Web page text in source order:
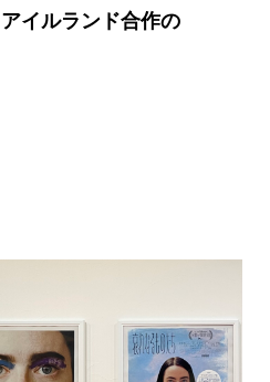
イルランド合作の